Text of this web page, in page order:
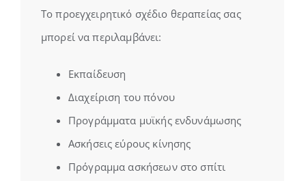
Το προεγχειρητικό σχέδιο θεραπείας σας
μπορεί να περιλαμβάνει:
Εκπαίδευση
Διαχείριση του πόνου
Προγράμματα μυϊκής ενδυνάμωσης
Ασκήσεις εύρους κίνησης
Πρόγραμμα ασκήσεων στο σπίτι